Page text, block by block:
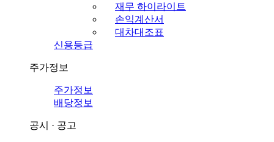
재무 하이라이트
손익계산서
대차대조표
신용등급
주가정보
주가정보
배당정보
공시 · 공고